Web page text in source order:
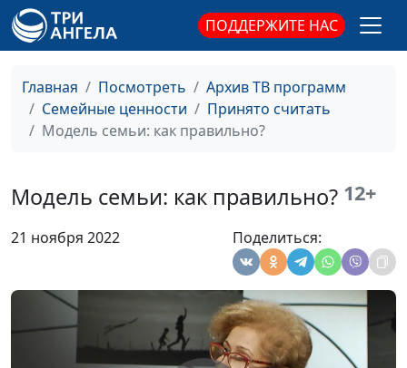
ПОДДЕРЖИТЕ НАС
Главная Посмотреть
Архив ТВ программ
Семейные ценности
Принято считать
Модель семьи: как правильно?
Модель семьи: как правильно? 12+
21 ноября 2022 Поделиться:
Как возродить
мотивацию к учёбе?
Юлия Синицына,
Ольга Лебедева,
психолог
#742
Что убивает школьную
Юлия Синицына,
психолог
Виды школьной
Юлия Синицына,
Ольга Лебедева,
клинический
психолог
Как мотивировать к
учёбе подростка
Юлия Синицына,
Ольга Лебедева,